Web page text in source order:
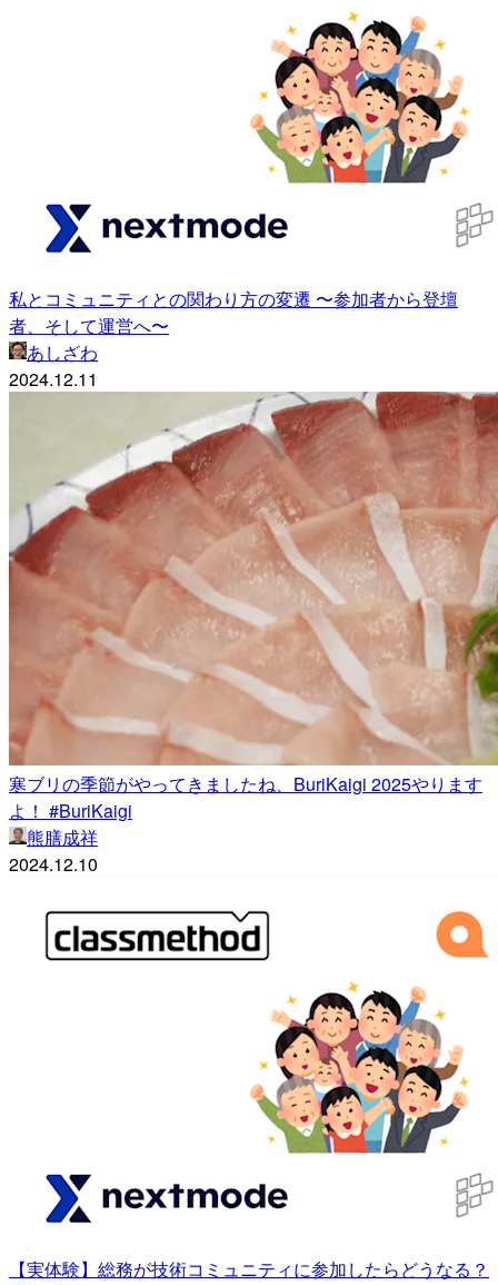
私とコミュニティとの関わり方の変遷 〜参加者から登壇
者、そして運営へ〜
あしざわ
2024.12.11
寒ブリの季節がやってきましたね、BuriKaigi 2025やります
よ！ #BuriKaigi
熊膳成祥
2024.12.10
【実体験】総務が技術コミュニティに参加したらどうなる？